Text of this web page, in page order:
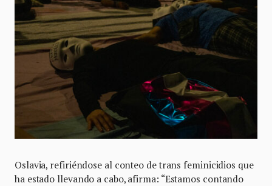
Oslavia, refiriéndose al conteo de trans feminicidios que
ha estado llevando a cabo, afirma: “Estamos contando